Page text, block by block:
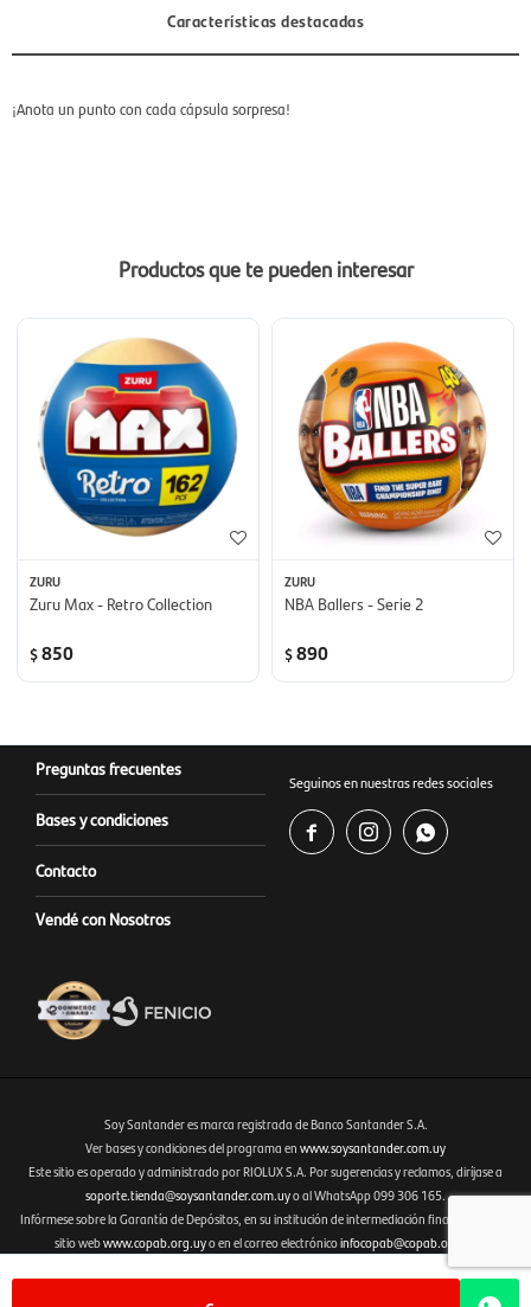
Características destacadas
¡Anota un punto con cada cápsula sorpresa!
Productos que te pueden interesar
ZURU
Zuru Max - Retro Collection
$850
ZURU
NBA Ballers - Serie 2
$890
Preguntas frecuentes
Bases y condiciones
Contacto
Vendé con Nosotros
Seguinos en nuestras redes sociales
  
Fenicio eCommerce Uruguay
Soy Santander es marca registrada de Banco Santander S.A.
Ver bases y condiciones del programa en www.soysantander.com.uy
Este sitio es operado y administrado por RIOLUX S.A. Por sugerencias y reclamos, diríjase a
soporte.tienda@soysantander.com.uyo al WhatsApp 099 306 165.
Infórmese sobre la Garantía de Depósitos, en su institución de intermediación financiera, en el
sitio webwww.copab.org.uyo en el correo electrónicoinfocopab@copab.org.uy